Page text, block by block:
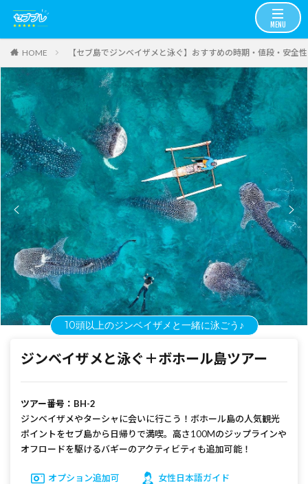
HOME 【セブ島でジンベイザメと泳ぐ】おすすめの時期・値段・安全
10頭以上のジンベイザメと一緒に泳ごう♪
ジンベイザメと泳ぐ＋ボホール島ツアー
ツアー番号：BH-2
ジンベイザメやターシャに会いに行こう！ボホール島の人気観光
ポイントをセブ島から日帰りで満喫。高さ100Mのジップラインや
オフロードを駆けるバギーのアクティビティも追加可能！
オプション追加可
女性日本語ガイド